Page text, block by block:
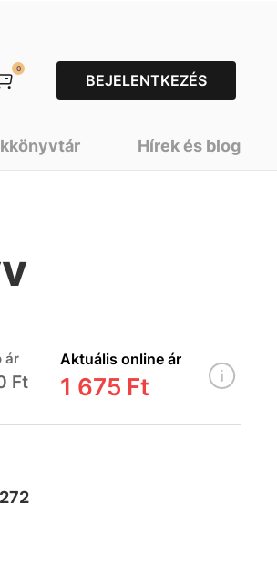
0
BEJELENTKEZÉS
Hírek és blog
ár
Ft
Aktuális online ár
1 675 Ft